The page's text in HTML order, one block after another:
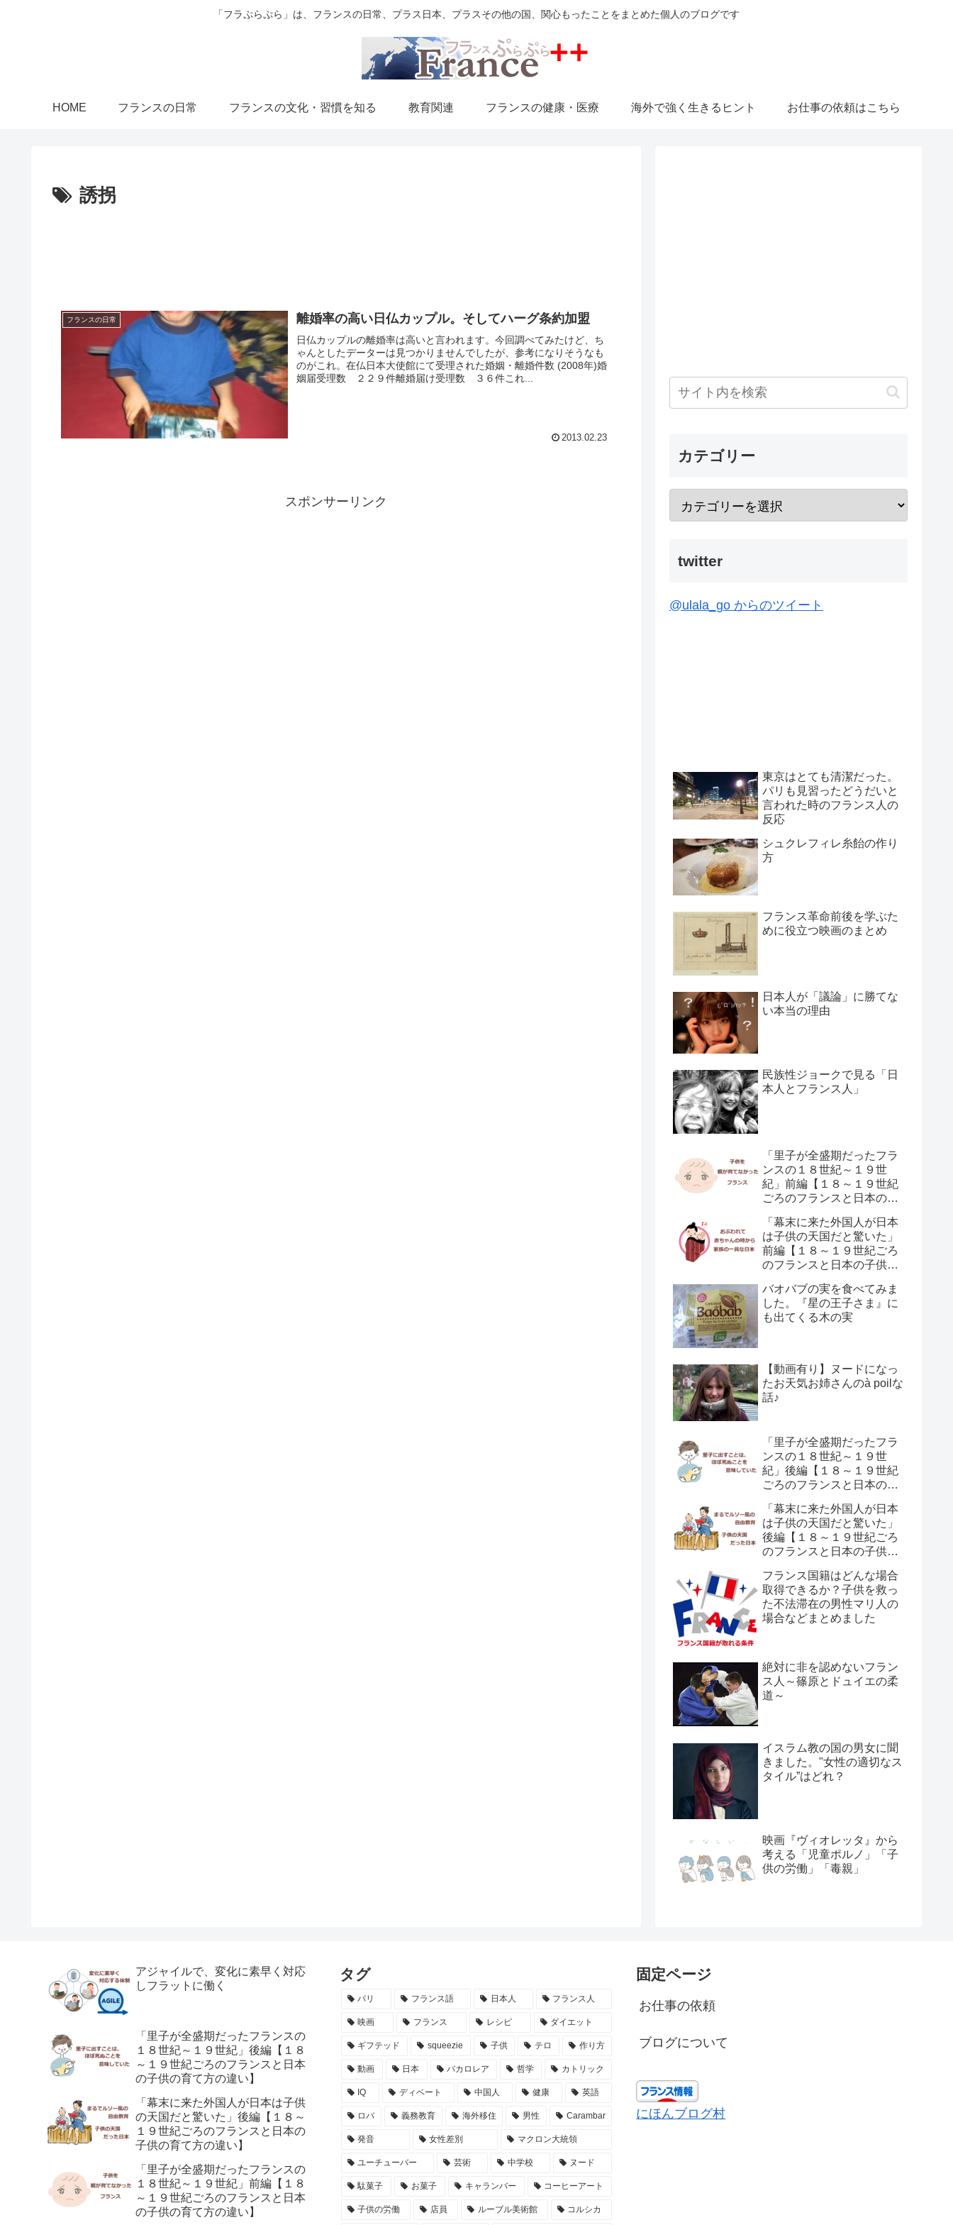
「フラぷらぷら」は、フランスの日常、プラス日本、プラスその他の国、関心もったことをまとめた個人のブログです
HOME フランスの日常 フランスの文化・習慣を知る 教育関連 フランスの健康・医療 海外で強く生きるヒント お仕事の依頼はこちら
誘拐
フランスの日常 離婚率の高い日仏カップル。そしてハーグ条約加盟
日仏カップルの離婚率は高いと言われます。今回調べてみたけど、ち
ゃんとしたデーターは見つかりませんでしたが、参考になりそうなも
のがこれ。在仏日本大使館にて受理された婚姻・離婚件数 (2008年)婚
姻届受理数 ２２９件離婚届け受理数 ３６件これ...
2013.02.23
スポンサーリンク
カテゴリー
twitter
@ulala_go からのツイート
東京はとても清潔だった。
パリも見習ったどうだいと
言われた時のフランス人の
反応
シュクレフィレ糸飴の作り
方
フランス革命前後を学ぶた
めに役立つ映画のまとめ
日本人が「議論」に勝てな
い本当の理由
民族性ジョークで見る「日
本人とフランス人」
「里子が全盛期だったフラ
ンスの１８世紀～１９世
紀」前編【１８～１９世紀
ごろのフランスと日本の子
「幕末に来た外国人が日本
は子供の天国だと驚いた」
前編【１８～１９世紀ごろ
のフランスと日本の子供の
バオバブの実を食べてみま
した。『星の王子さま』に
も出てくる木の実
【動画有り】ヌードになっ
たお天気お姉さんのà poilな
話♪
「里子が全盛期だったフラ
ンスの１８世紀～１９世
紀」後編【１８～１９世紀
ごろのフランスと日本の子
「幕末に来た外国人が日本
は子供の天国だと驚いた」
後編【１８～１９世紀ごろ
のフランスと日本の子供の
フランス国籍はどんな場合
取得できるか？子供を救っ
た不法滞在の男性マリ人の
場合などまとめました
絶対に非を認めないフラン
ス人～篠原とドュイエの柔
道～
イスラム教の国の男女に聞
きました。"女性の適切なス
タイル”はどれ？
映画『ヴィオレッタ』から
考える「児童ポルノ」「子
供の労働」「毒親」
アジャイルで、変化に素早く対応
しフラットに働く
「里子が全盛期だったフランスの
１８世紀～１９世紀」後編【１８
～１９世紀ごろのフランスと日本
の子供の育て方の違い】
「幕末に来た外国人が日本は子供
の天国だと驚いた」後編【１８～
１９世紀ごろのフランスと日本の
子供の育て方の違い】
「里子が全盛期だったフランスの
１８世紀～１９世紀」前編【１８
～１９世紀ごろのフランスと日本
の子供の育て方の違い】
タグ
パリ フランス語 日本人 フランス人
映画 フランス レシピ ダイエット
ギフテッド squeezie 子供 テロ 作り方
動画 日本 バカロレア 哲学 カトリック
IQ ディベート 中国人 健康 英語
ロバ 義務教育 海外移住 男性 Carambar
発音 女性差別 マクロン大統領
ユーチューバー 芸術 中学校 ヌード
駄菓子 お菓子 キャランバー コーヒーアート
子供の労働 店員 ルーブル美術館 コルシカ
固定ページ
お仕事の依頼
ブログについて
にほんブログ村